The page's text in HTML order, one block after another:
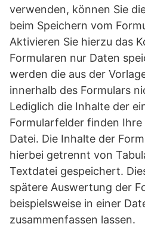
verwenden, können Sie
beim Speichern vom
Aktivieren Sie hierzu das
Formularen nur Daten
werden die aus der
innerhalb des Formulars
Lediglich die Inhalte der
Formularfelder finden
Datei. Die Inhalte der
hierbei getrennt von
Textdatei gespeichert.
spätere Auswertung der
beispielsweise in einer
zusammenfassen lassen.